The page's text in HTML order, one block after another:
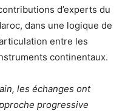
d’experts du
dans une logique de
entre les
continentaux.
les échanges ont
progressive